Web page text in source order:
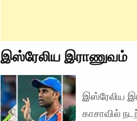
இஸ்ரேலிய இராணுவம்
இஸ்ரேலிய
காசாவில்